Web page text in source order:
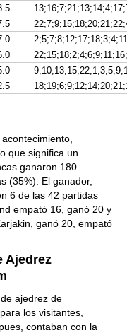
que significa un
ganaron 180
(35%). El ganador,
6 de las 42 partidas
empató 16, ganó 20 y
ganó 20, empató
Ajedrez
ajedrez de
los visitantes,
contaban con la